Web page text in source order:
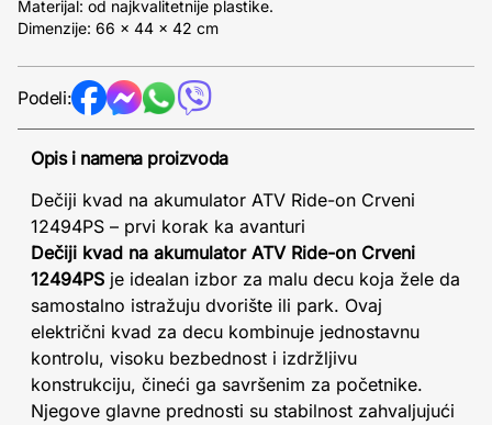
Materijal: od najkvalitetnije plastike.
Dimenzije: 66 x 44 x 42 cm
Podeli:
Opis i namena proizvoda
Dečiji kvad na akumulator ATV Ride-on Crveni
12494PS – prvi korak ka avanturi
Dečiji kvad na akumulator ATV Ride-on Crveni
12494PS je idealan izbor za malu decu koja žele da
samostalno istražuju dvorište ili park. Ovaj
električni kvad za decu kombinuje jednostavnu
kontrolu, visoku bezbednost i izdržljivu
konstrukciju, čineći ga savršenim za početnike.
Njegove glavne prednosti su stabilnost zahvaljujući